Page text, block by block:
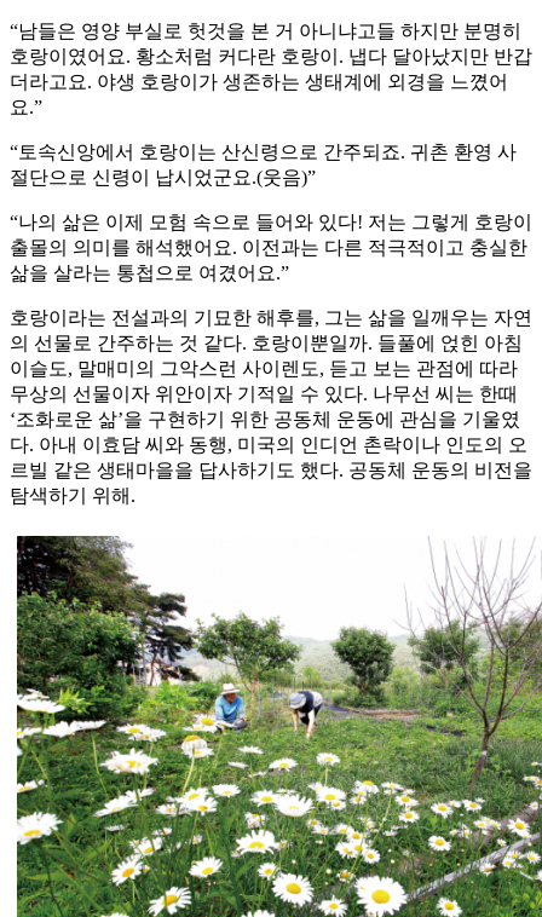
“남들은 영양 부실로 헛것을 본 거 아니냐고들 하지만 분명히
호랑이였어요. 황소처럼 커다란 호랑이. 냅다 달아났지만 반갑
더라고요. 야생 호랑이가 생존하는 생태계에 외경을 느꼈어
요.”
“토속신앙에서 호랑이는 산신령으로 간주되죠. 귀촌 환영 사
절단으로 신령이 납시었군요.(웃음)”
“나의 삶은 이제 모험 속으로 들어와 있다! 저는 그렇게 호랑이
출몰의 의미를 해석했어요. 이전과는 다른 적극적이고 충실한
삶을 살라는 통첩으로 여겼어요.”
호랑이라는 전설과의 기묘한 해후를, 그는 삶을 일깨우는 자연
의 선물로 간주하는 것 같다. 호랑이뿐일까. 들풀에 얹힌 아침
이슬도, 말매미의 그악스런 사이렌도, 듣고 보는 관점에 따라
무상의 선물이자 위안이자 기적일 수 있다. 나무선 씨는 한때
‘조화로운 삶’을 구현하기 위한 공동체 운동에 관심을 기울였
다. 아내 이효담 씨와 동행, 미국의 인디언 촌락이나 인도의 오
르빌 같은 생태마을을 답사하기도 했다. 공동체 운동의 비전을
탐색하기 위해.